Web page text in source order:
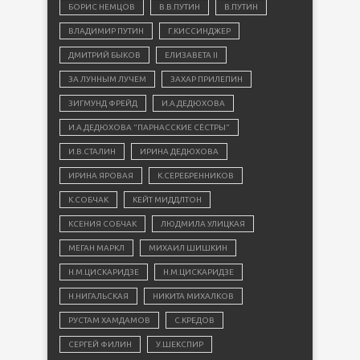
БОРИС НЕМЦОВ В.В.ПУТИН В.ПУТИН
ВЛАДИМИР ПУТИН Г.КИССИНДЖЕР
ДМИТРИЙ БЫКОВ ЕЛИЗАВЕТА II
ЗА ЛУННЫМ ЛУЧЕМ ЗАХАР ПРИЛЕПИН
ЗИГМУНД ФРЕЙД И.А.ДЕДЮХОВА
И.А.ДЕДЮХОВА "ПАРНАССКИЕ СЁСТРЫ"
И.В.СТАЛИН ИРИНА ДЕДЮХОВА
ИРИНА ЯРОВАЯ К.СЕРЕБРЕННИКОВ
К.СОБЧАК КЕЙТ МИДДЛТОН
КСЕНИЯ СОБЧАК ЛЮДМИЛА УЛИЦКАЯ
МЕГАН МАРКЛ МИХАИЛ ШИШКИН
Н.М.ЦИСКАРИДЗЕ Н.М.ЦИСКАРИДЗЕ
Н.НИГАЛЬСКАЯ НИКИТА МИХАЛКОВ
РУСТАМ ХАМДАМОВ С.КРЕДОВ
СЕРГЕЙ ФИЛИН У.ШЕКСПИР